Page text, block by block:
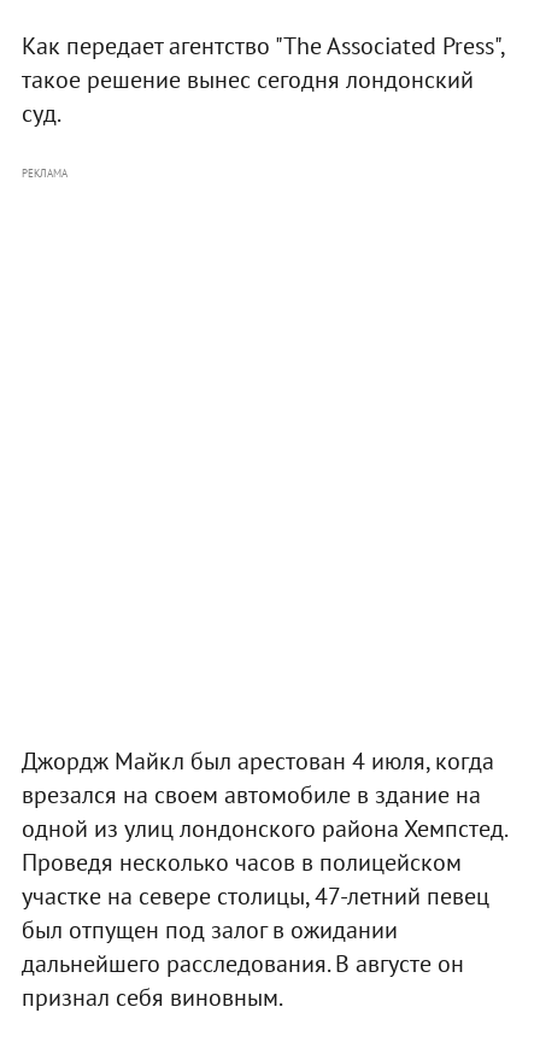
Как передает агентство "The Associated Press",
такое решение вынес сегодня лондонский
суд.
РЕКЛАМА
Джордж Майкл был арестован 4 июля, когда
врезался на своем автомобиле в здание на
одной из улиц лондонского района Хемпстед.
Проведя несколько часов в полицейском
участке на севере столицы, 47-летний певец
был отпущен под залог в ожидании
дальнейшего расследования. В августе он
признал себя виновным.